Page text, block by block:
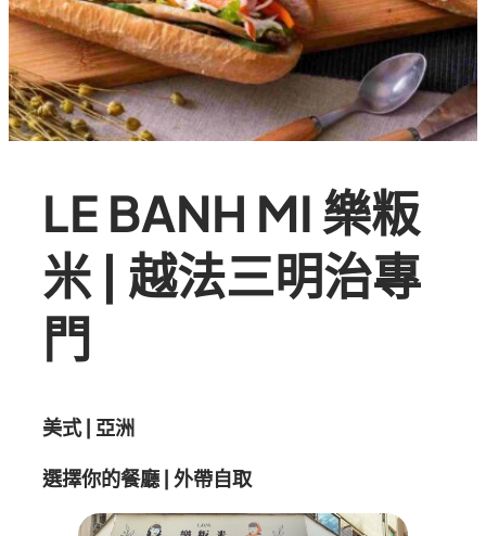
LE BANH MI 樂粄
米 | 越法三明治專
門
美式 | 亞洲
選擇你的餐廳 | 外帶自取